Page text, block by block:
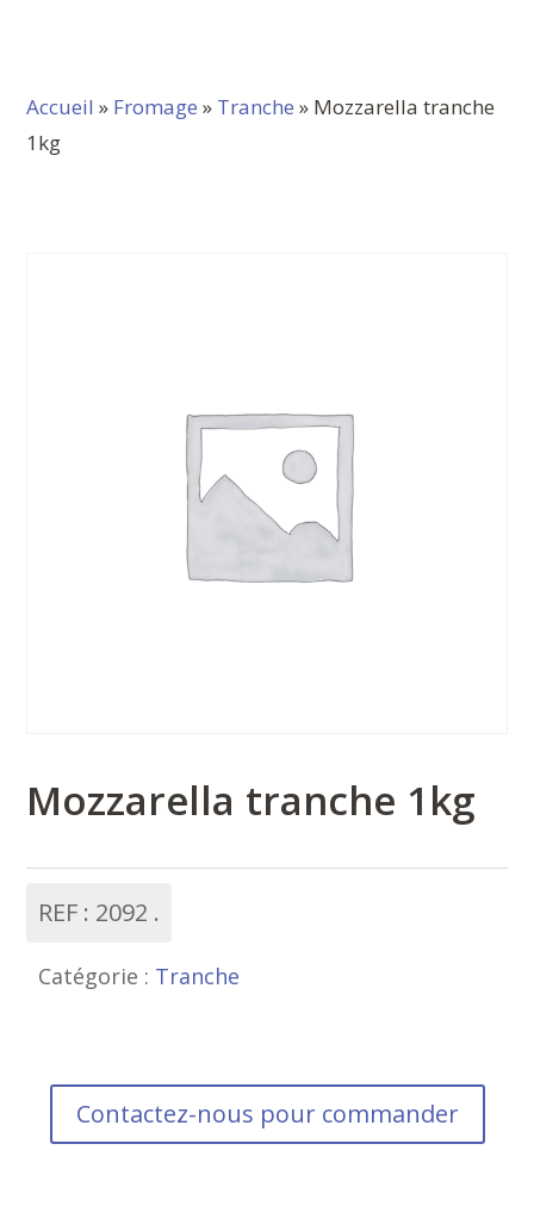
Accueil » Fromage » Tranche » Mozzarella tranche
1kg
Mozzarella tranche 1kg
REF : 2092
Catégorie : Tranche
Contactez-nous pour commander